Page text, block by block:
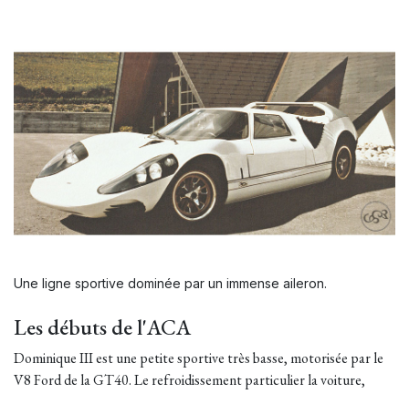
Une ligne sportive dominée par un immense aileron.
Les débuts de l'ACA
Dominique III est une petite sportive très basse, motorisée par le
V8 Ford de la GT40. Le refroidissement particulier la voiture,